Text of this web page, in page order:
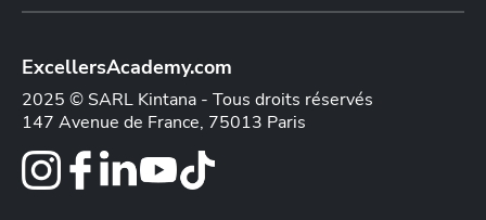
ExcellersAcademy.com
2025 © SARL Kintana - Tous droits réservés
147 Avenue de France, 75013 Paris